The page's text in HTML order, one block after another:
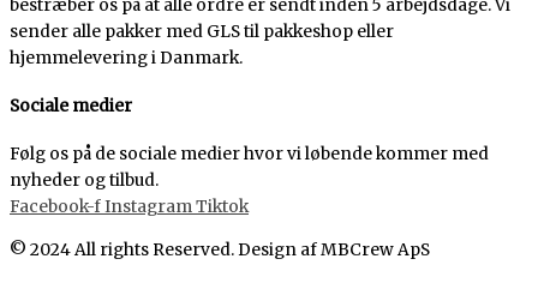
bestræber os på at alle ordre er sendt inden 5 arbejdsdage. Vi
sender alle pakker med GLS til pakkeshop eller
hjemmelevering i Danmark.
Sociale medier
Følg os på de sociale medier hvor vi løbende kommer med
nyheder og tilbud.
Facebook-fInstagramTiktok
© 2024 All rights Reserved. Design af MBCrew ApS